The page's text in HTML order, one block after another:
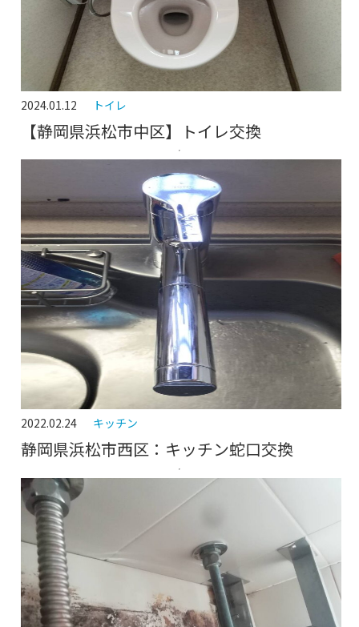
2024.01.12 トイレ
【静岡県浜松市中区】トイレ交換
2022.02.24 キッチン
静岡県浜松市西区：キッチン蛇口交換